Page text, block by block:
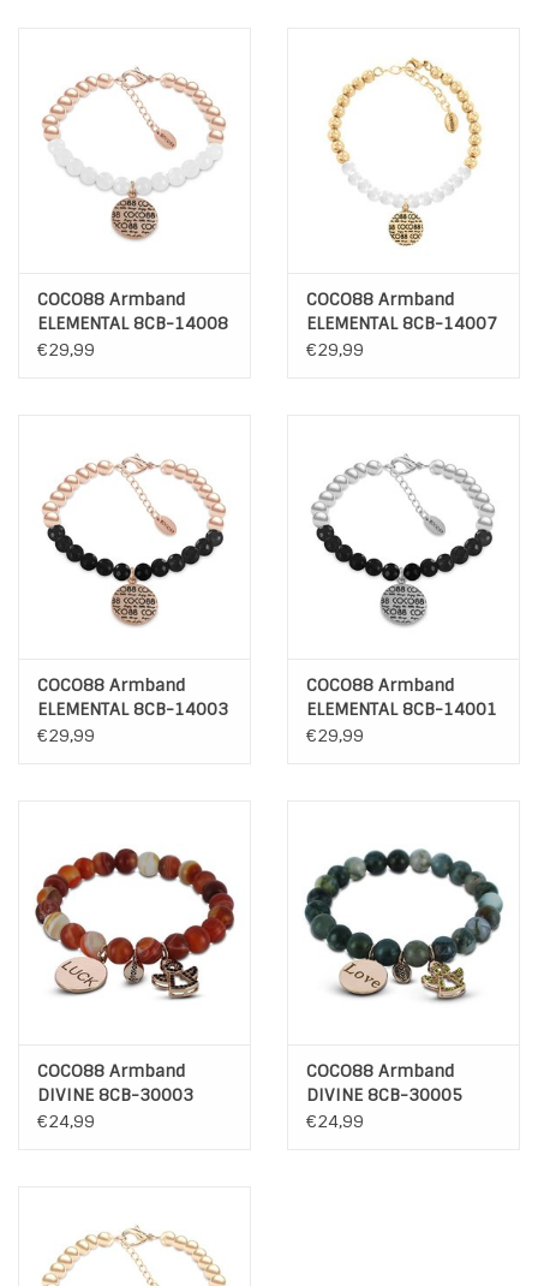
COCO88 Armband
ELEMENTAL 8CB-14008
€29,99
COCO88 Armband
ELEMENTAL 8CB-14007
€29,99
COCO88 Armband
ELEMENTAL 8CB-14003
€29,99
COCO88 Armband
ELEMENTAL 8CB-14001
€29,99
COCO88 Armband
DIVINE 8CB-30003
€24,99
COCO88 Armband
DIVINE 8CB-30005
€24,99